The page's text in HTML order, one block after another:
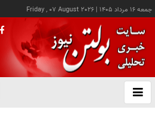
جمعه ۱۶ مرداد ۱۴۰۵ |
Friday , 07 August 2026
باز
و